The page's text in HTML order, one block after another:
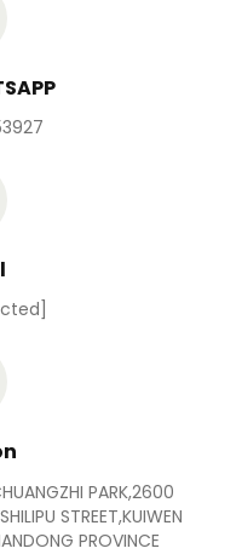
PARK,2600
STREET,KUIWEN
PROVINCE